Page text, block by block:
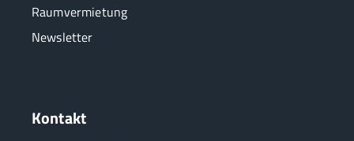
Raumvermietung
Newsletter
Kontakt